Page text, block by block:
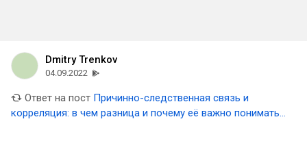
Dmitry Trenkov
04.09.2022
Ответ на пост Причинно-следственная связь и
корреляция: в чем разница и почему её важно понимать